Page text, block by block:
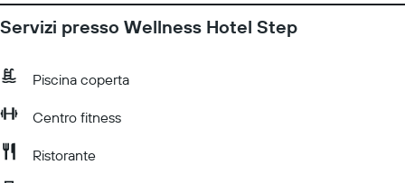
Servizi presso Wellness Hotel Step
Piscina coperta
Centro fitness
Ristorante